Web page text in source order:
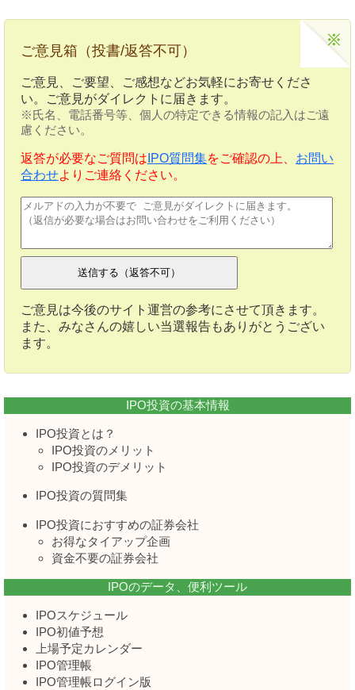
ご意見箱（投書/返答不可）
ご意見、ご要望、ご感想などお気軽にお寄せくださ
い。ご意見がダイレクトに届きます。
※氏名、電話番号等、個人の特定できる情報の記入はご遠
慮ください。
返答が必要なご質問は IPO質問集をご確認の上、 お問い
合わせよりご連絡ください。
ご意見は今後のサイト運営の参考にさせて頂きます。
また、みなさんの嬉しい当選報告もありがとうござい
ます。
IPO投資の基本情報
IPO投資とは？
IPO投資のメリット
IPO投資のデメリット
IPO投資の質問集
IPO投資におすすめの証券会社
お得なタイアップ企画
資金不要の証券会社
IPOのデータ、便利ツール
IPOスケジュール
IPO初値予想
上場予定カレンダー
IPO管理帳
IPO管理帳ログイン版